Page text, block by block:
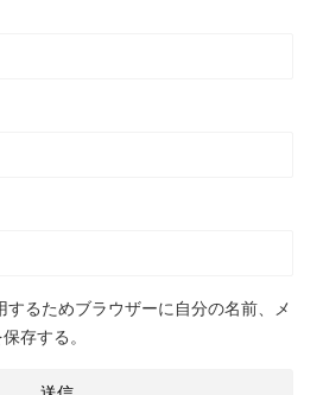
するためブラウザーに自分の名前、メ
存する。